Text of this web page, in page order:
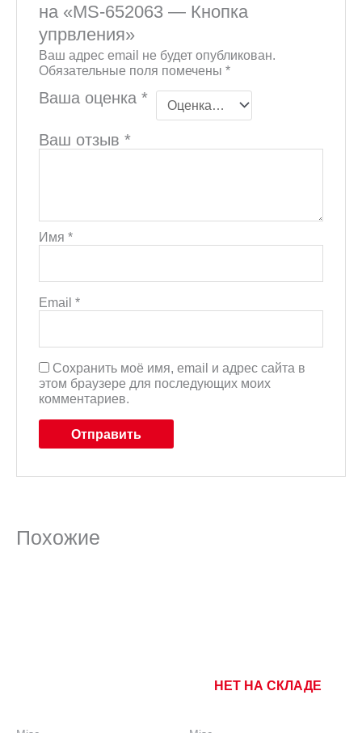
на «MS-652063 — Кнопка
упрвления»
Ваш адрес email не будет опубликован.
Обязательные поля помечены*
Ваша оценка*
Ваш отзыв*
Имя*
Email*
Сохранить моё имя, email и адрес сайта в
этом браузере для последующих моих
комментариев.
Похожие
НЕТ НА СКЛАДЕ